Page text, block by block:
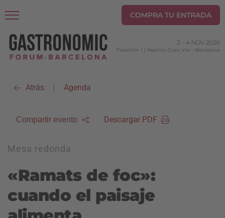
COMPRA TU ENTRADA
2 - 4 NOV 2026
Pabellón 1 | Recinto Gran Via - Barcelona
Atrás | Agenda
Compartir evento Descargar PDF
Mesa redonda
«Ramats de foc»:
cuando el paisaje